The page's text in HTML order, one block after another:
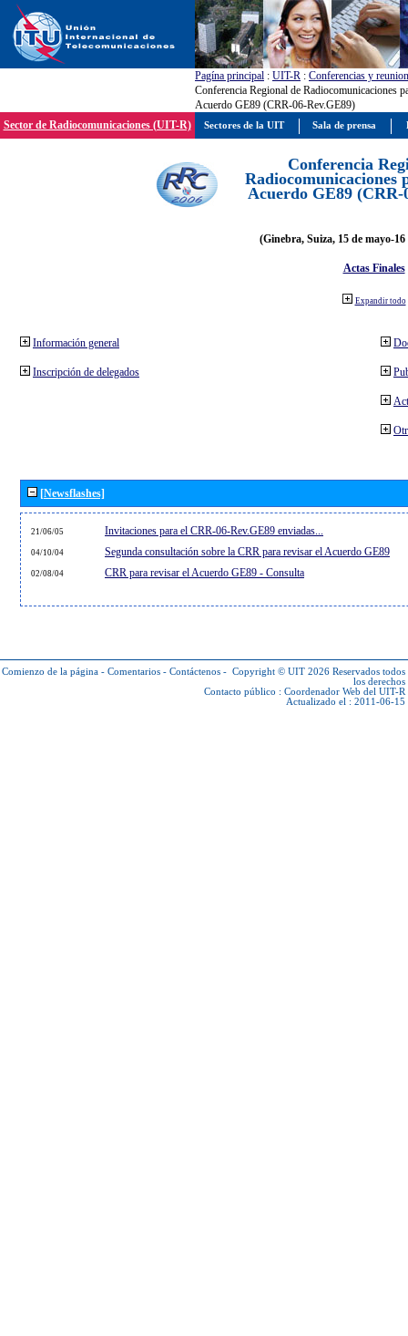
Pagína principal : UIT-R : Conferencias y
Conferencia Regional de Radiocomunicaciones
Acuerdo GE89 (CRR-06-Rev.GE89)
Sector de Radiocomunicaciones (UIT-R)
Conferencia
Radiocomunicaciones
Acuerdo GE89 (CRR-
(Ginebra, Suiza, 15 de mayo-
Actas Finales
Expandir todo
Información general
Inscripción de delegados
[Newsflashes]
21/06/05 Invitaciones para el CRR-06-Rev.GE89 enviadas...
04/10/04 Segunda consultación sobre la CRR para revisar el Acuerdo GE89
02/08/04 CRR para revisar el Acuerdo GE89 - Consulta
Comienzo de la página - Comentarios - Contáctenos - Copyright © UIT 2026 Reservados todos
los derechos
Contacto público : Coordenador Web del UIT-R
Actualizado el : 2011-06-15
Sectores de la UIT Sala de prensa